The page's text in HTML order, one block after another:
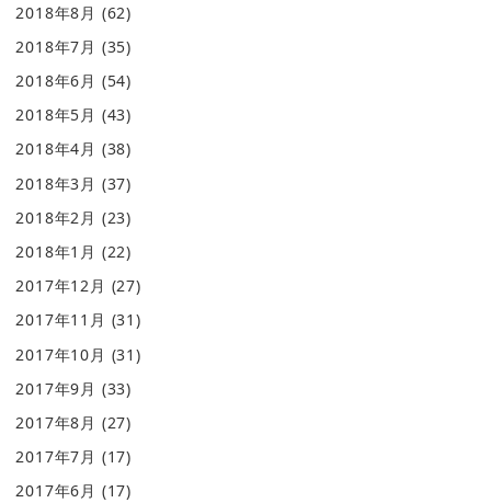
2018年8月 (62)
2018年7月 (35)
2018年6月 (54)
2018年5月 (43)
2018年4月 (38)
2018年3月 (37)
2018年2月 (23)
2018年1月 (22)
2017年12月 (27)
2017年11月 (31)
2017年10月 (31)
2017年9月 (33)
2017年8月 (27)
2017年7月 (17)
2017年6月 (17)